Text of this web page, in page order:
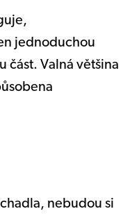
jednoduchou
část. Valná většina
nebudou si